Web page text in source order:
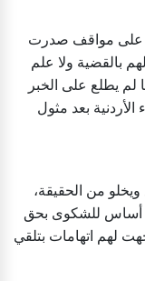
على مواقف صدرت
بالقضية ولا علم
لم يطلع على الخبر
الأردنية بعد مثول
من الحقيقة،
أساس للشكوى بحق
لهم اتهامات بتلقي